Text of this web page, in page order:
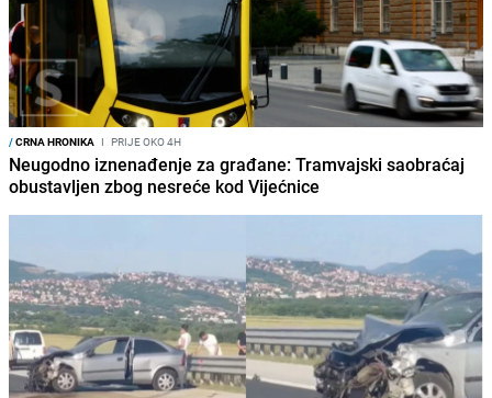
/CRNA HRONIKA I PRIJE OKO 4H
Neugodno iznenađenje za građane: Tramvajski saobraćaj
obustavljen zbog nesreće kod Vijećnice